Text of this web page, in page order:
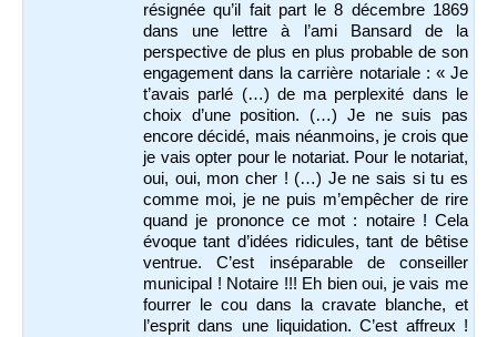
résignée qu’il fait part le 8 décembre 1869
dans une lettre à l’ami Bansard de la
perspective de plus en plus probable de son
engagement dans la carrière notariale : « Je
t’avais parlé (…) de ma perplexité dans le
choix d’une position. (…) Je ne suis pas
encore décidé, mais néanmoins, je crois que
je vais opter pour le notariat. Pour le notariat,
oui, oui, mon cher ! (…) Je ne sais si tu es
comme moi, je ne puis m’empêcher de rire
quand je prononce ce mot : notaire ! Cela
évoque tant d’idées ridicules, tant de bêtise
ventrue. C’est inséparable de conseiller
municipal ! Notaire !!! Eh bien oui, je vais me
fourrer le cou dans la cravate blanche, et
l’esprit dans une liquidation. C’est affreux !